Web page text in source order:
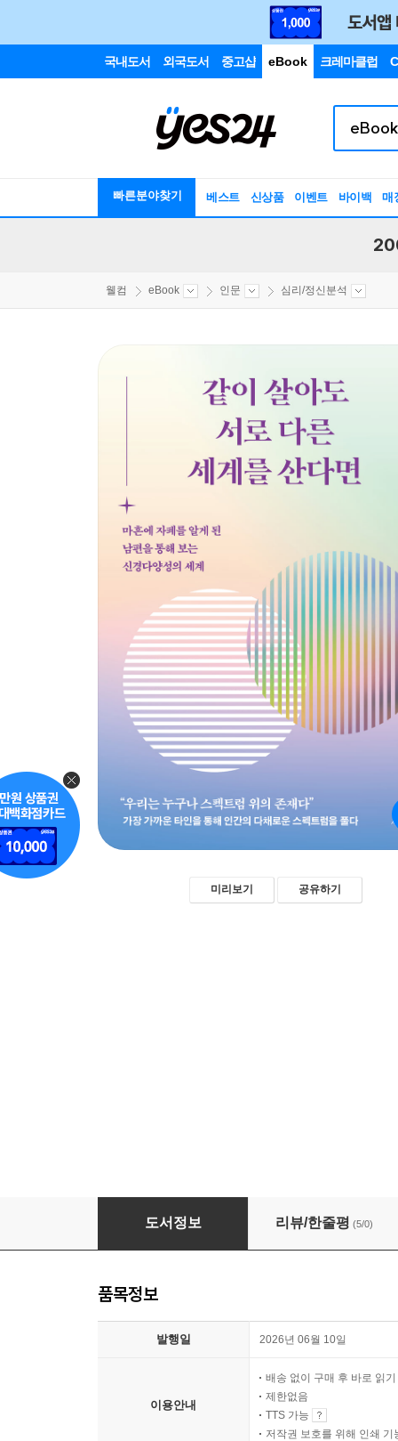
국내도서 외국도서 중고샵 eBook 크레마클럽
빠른분야찾기 베스트 신상품 이벤트 바이백 매
웰컴 eBook 인문 심리/정신분석
미리보기 공유하기
같이 살아도 서로 다른 세계를 산다면
도서정보 리뷰/한줄평 (5/0)
품목정보
발행일 2026년 06월 10일
이용안내
배송 없이 구매 후 바로 읽기
제한없음
TTS 가능
저작권 보호를 위해 인쇄 기